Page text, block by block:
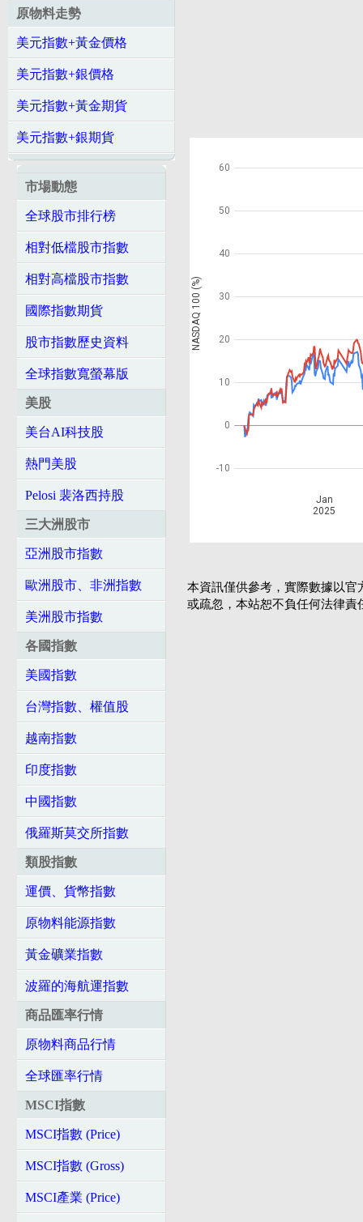
原物料走勢
美元指數+黃金價格
美元指數+銀價格
美元指數+黃金期貨
美元指數+銀期貨
市場動態
全球股市排行榜
相對低檔股市指數
相對高檔股市指數
國際指數期貨
股市指數歷史資料
全球指數寬螢幕版
美股
美台AI科技股
熱門美股
Pelosi 裴洛西持股
三大洲股市
亞洲股市指數
歐洲股市、非洲指數
美洲股市指數
各國指數
美國指數
台灣指數、權值股
越南指數
印度指數
中國指數
俄羅斯莫交所指數
類股指數
運價、貨幣指數
原物料能源指數
黃金礦業指數
波羅的海航運指數
商品匯率行情
原物料商品行情
全球匯率行情
MSCI指數
MSCI指數 (Price)
MSCI指數 (Gross)
MSCI產業 (Price)
Jan
2025
-10
0
10
20
30
40
50
60
NASDAQ 100 (%)
本資訊僅供參考，實際數據以
或疏忽，本站恕不負任何法律責